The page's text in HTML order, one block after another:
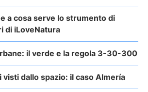
a cosa serve lo strumento di
di iLoveNatura
il verde e la regola 3-30-300
visti dallo spazio: il caso Almería